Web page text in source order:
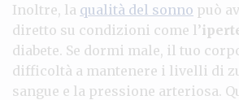
Inoltre, la qualità del sonno può
diretto su condizioni come l’
diabete. Se dormi male, il tuo
difficoltà a mantenere i livelli di
sangue e la pressione arteriosa.